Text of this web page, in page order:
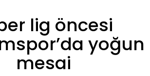
lig öncesi
yoğun
mesai